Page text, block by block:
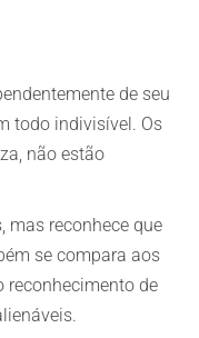
de seu
todo indivisível. Os
não estão
mas reconhece que
se compara aos
reconhecimento de